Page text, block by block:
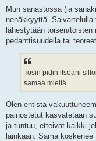
Mun sanastossa (ja
nenäkkyyttä.
lähestytään toisen/toisten
pedanttisuudella tai
Tosin pidin itseäni
samaa mieltä.
Olen entistä
painostetut kasvatetaan
ja tuntuu, etteivät kaikki
lainkaan. Sama